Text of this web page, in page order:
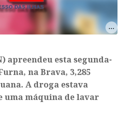
apreendeu esta segunda-
na Brava, 3,285
A droga estava
uma máquina de lavar